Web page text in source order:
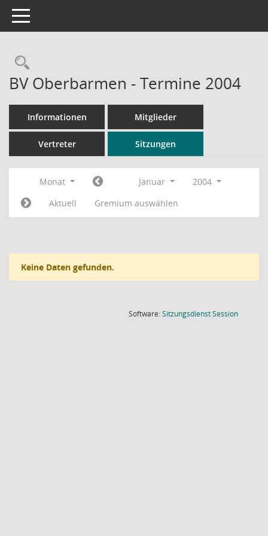
Toggle navigation
Rechercheauswahl
BV Oberbarmen - Termine 2004
Informationen Mitglieder
Vertreter Sitzungen
Monat Januar
2004
Aktuell
Gremium auswählen
Keine Daten gefunden.
Software:SitzungsdienstSession(Wird in